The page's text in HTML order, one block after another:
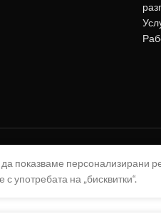
показваме
употребата на „бисквитки“.